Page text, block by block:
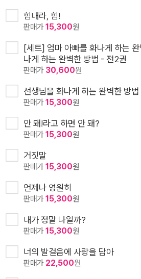
힘내라, 힘!
판매가15,300원
[세트] 엄마 아빠를 화나게 하는
나게 하는 완벽한 방법 - 전2권
판매가 30,600원
선생님을 화나게 하는 완벽한 방법
판매가15,300원
안 돼!라고 하면 안 돼?
판매가15,300원
거짓말
판매가15,300원
언제나 영원히
판매가15,300원
내가 정말 나일까?
판매가15,300원
너의 발걸음에 사랑을 담아
판매가 22,500원